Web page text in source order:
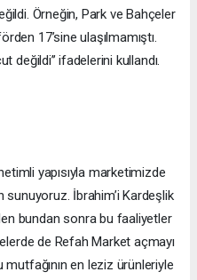
Örneğin, Park ve Bahçeler
17’sine ulaşılmamıştı.
değildi’’ ifadelerini kullandı.
yapısıyla marketimizde
İbrahim’i Kardeşlik
bundan sonra bu faaliyetler
de Refah Market açmayı
mutfağının en leziz ürünleriyle